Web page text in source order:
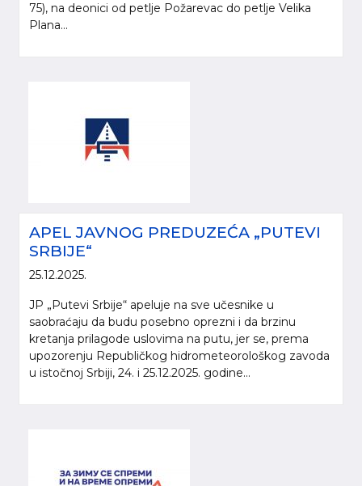
75), na deonici od petlje Požarevac do petlje Velika
Plana...
APEL JAVNOG PREDUZEĆA „PUTEVI
SRBIJE“
25.12.2025.
JP „Putevi Srbije“ apeluje na sve učesnike u
saobraćaju da budu posebno oprezni i da brzinu
kretanja prilagode uslovima na putu, jer se, prema
upozorenju Republičkog hidrometeorološkog zavoda
u istočnoj Srbiji, 24. i 25.12.2025. godine...